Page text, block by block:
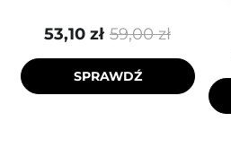
59,00 zł
53,10 zł
SPRAWDŹ